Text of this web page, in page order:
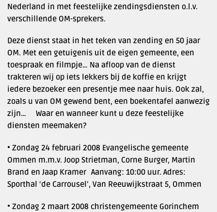
Nederland in met feestelijke zendingsdiensten o.l.v.
verschillende OM-sprekers.
Deze dienst staat in het teken van zending en 50 jaar
OM. Met een getuigenis uit de eigen gemeente, een
toespraak en filmpje… Na afloop van de dienst
trakteren wij op iets lekkers bij de koffie en krijgt
iedere bezoeker een presentje mee naar huis. Ook zal,
zoals u van OM gewend bent, een boekentafel aanwezig
zijn… Waar en wanneer kunt u deze feestelijke
diensten meemaken?
• Zondag 24 februari 2008 Evangelische gemeente
Ommen m.m.v. Joop Strietman, Corne Burger, Martin
Brand en Jaap Kramer Aanvang: 10:00 uur. Adres:
Sporthal ‘de Carrousel’, Van Reeuwijkstraat 5, Ommen
• Zondag 2 maart 2008 christengemeente Gorinchem